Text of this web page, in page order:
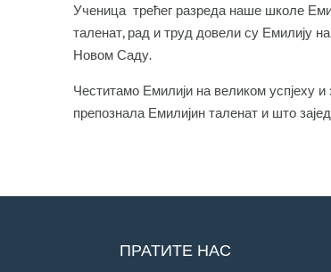
Ученица трећег разреда наше школе
таленат, рад и труд довели су Емилију
Новом Саду.
Честитамо Емилији на великом успјеху
препознала Емилијин таленат и што
ПРАТИТЕ НАС